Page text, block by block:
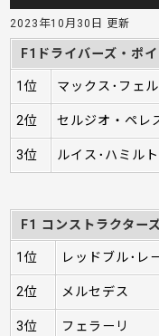
2023年10月30日 更新
F1ドライバーズ・ポ
1位 マックス･フェ
2位 セルジオ・ペレ
3位 ルイス･ハミル
F1 コンストラクター
1位 レッドブル･レ
2位 メルセデス
3位 フェラーリ